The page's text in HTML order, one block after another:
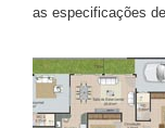
as especificações